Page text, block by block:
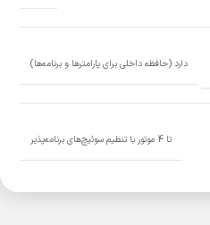
دارد (حافظه داخلی برای پارامترها و برنامه‌ها)
تا 4 موتور با تنظیم سوئیچ‌های برنامه‌پذیر